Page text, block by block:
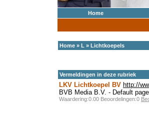
Home
Home » L » Lichtkoepels
Vermeldingen in deze rubriek
LKV Lichtkoepel BV http://
BVB Media B.V. - Default page
Waardering:0.00 Beoordelingen:0